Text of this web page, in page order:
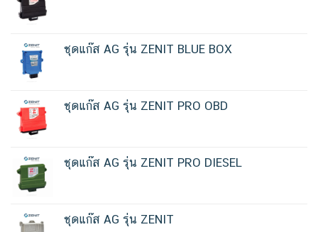
ชุดแก๊ส AG รุ่น ZENIT BLUE BOX
ชุดแก๊ส AG รุ่น ZENIT PRO OBD
ชุดแก๊ส AG รุ่น ZENIT PRO DIESEL
ชุดแก๊ส AG รุ่น ZENIT